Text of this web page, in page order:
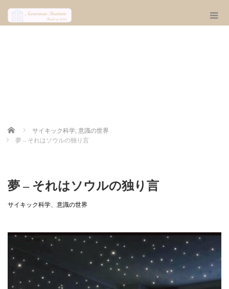
Home サイキック科学, 意識の世界
夢 – それはソウルの独り言
夢 – それはソウルの独り言
サイキック科学、 意識の世界